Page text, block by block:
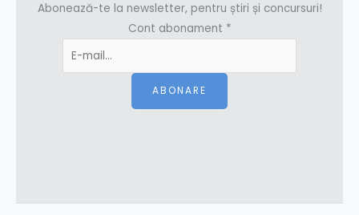
Abonează-te la newsletter, pentru știri și concursuri!
Cont abonament *
ABONARE